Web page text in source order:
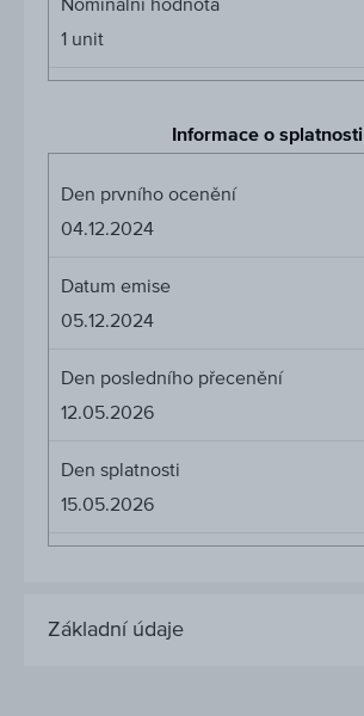
1 unit
Informace o splatnosti
Den prvního ocenění
04.12.2024
Datum emise
05.12.2024
Den posledního přecenění
12.05.2026
Den splatnosti
15.05.2026
Základní údaje